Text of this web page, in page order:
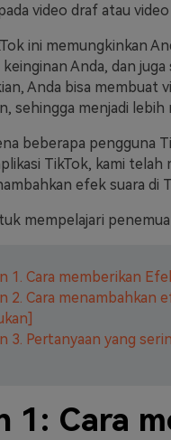
video draf atau video
ini memungkinkan
Anda, dan
Anda bisa membuat
sehingga menjadi
beberapa pengguna
TikTok, kami
efek suara di
mempelajari
1. Cara memberikan
2. Cara menambahkan
3. Pertanyaan yang
1: Cara